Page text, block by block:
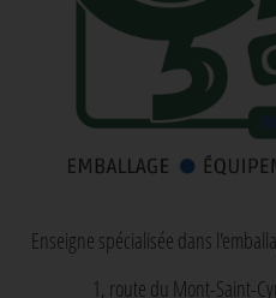
Enseigne spécialisée dans
1, route du Mont-Saint-